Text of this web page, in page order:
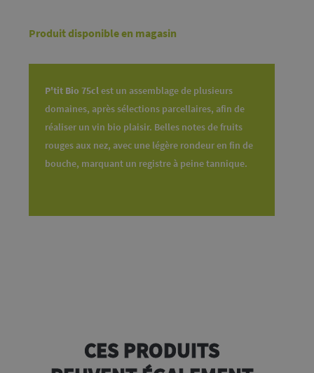
Produit disponible en magasin
P'tit Bio 75clest un assemblage de plusieurs
domaines, après sélections parcellaires, afin de
réaliser un vin bio plaisir. Belles notes de fruits
rouges aux nez, avec une légère rondeur en fin de
bouche, marquant un registre à peine tannique.
CES PRODUITS